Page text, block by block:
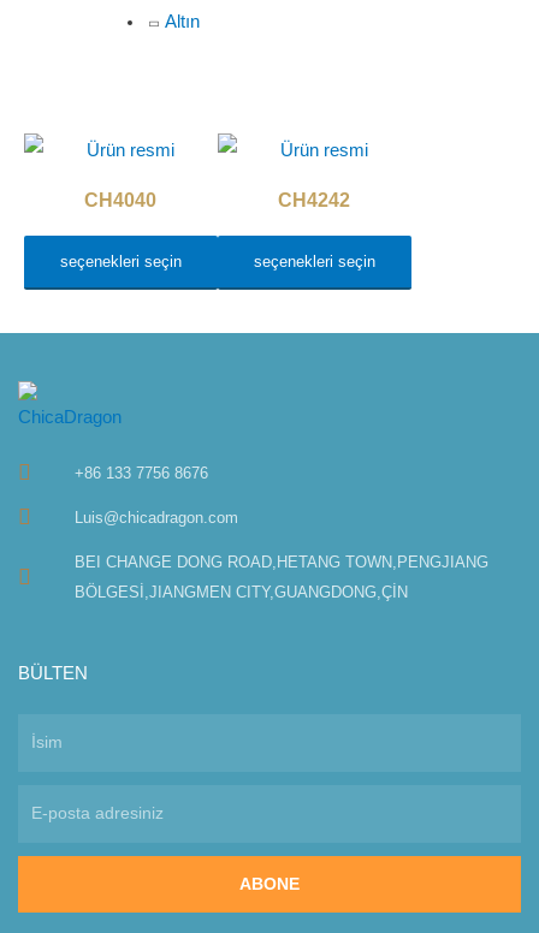
Altın
CH4040
seçenekleri seçin
CH4242
seçenekleri seçin
+86 133 7756 8676
Luis@chicadragon.com
BEI CHANGE DONG ROAD,HETANG TOWN,PENGJIANG
BÖLGESİ,JIANGMEN CITY,GUANGDONG,ÇİN
BÜLTEN
ABONE